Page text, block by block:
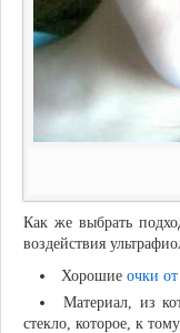
Как же выбрать
воздействия
Хорошие очки
Материал, из
стекло, которое, к